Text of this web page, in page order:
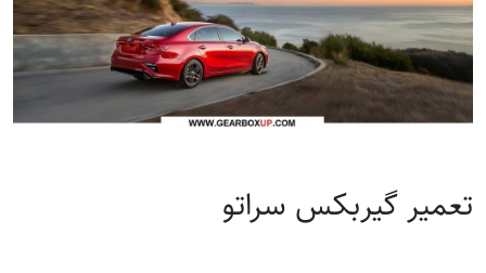
تعمیر گیربکس سراتو